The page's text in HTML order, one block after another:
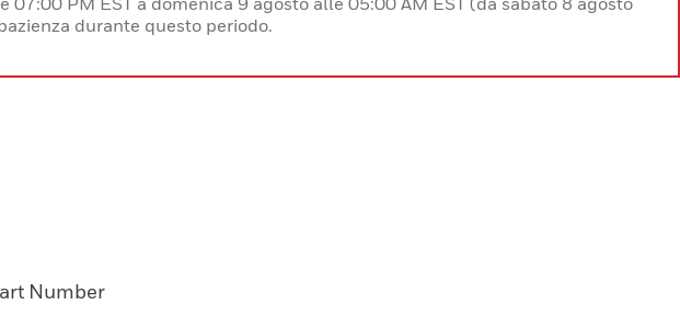
durante questo periodo.
Number